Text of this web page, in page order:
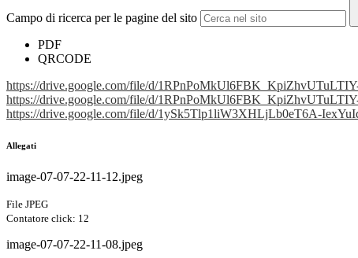
Campo di ricerca per le pagine del sito
PDF
QRCODE
https://drive.google.com/file/d/1RPnPoMkUl6FBK_
https://drive.google.com/file/d/1RPnPoMkUl6FBK_
https://drive.google.com/file/d/1ySk5Tlp1liW3XHLjLb0eT6A-
Allegati
image-07-07-22-11-12.jpeg
File JPEG
Contatore click: 12
image-07-07-22-11-08.jpeg